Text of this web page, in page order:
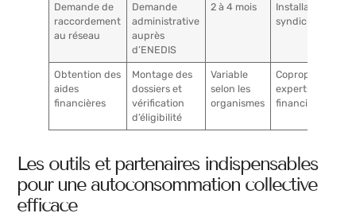
Demande de
raccordement
au réseau
Demande
administrative
auprès
d’ENEDIS
2 à 4 mois
Installateur,
syndic
Obtention des
aides
financières
Montage des
dossiers et
vérification
d’éligibilité
Variable
selon les
organismes
Copropriété,
experts
financiers
Les outils et partenaires indispensables
pour une autoconsommation collective
efficace